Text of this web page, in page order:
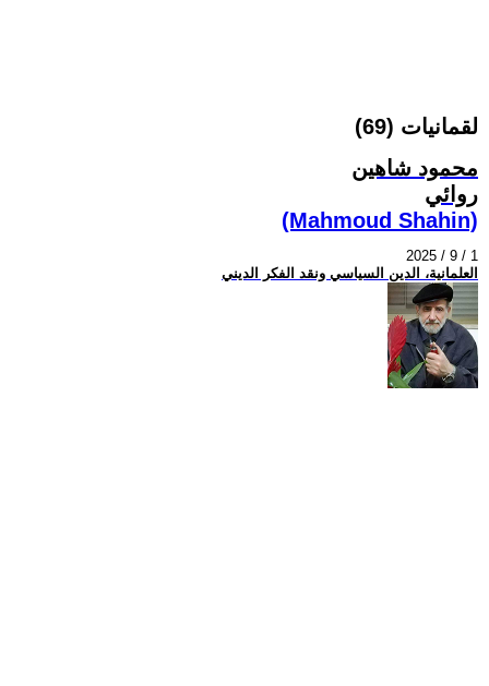
لقمانيات (69)
محمود شاهين
روائي
(Mahmoud Shahin)
2025 / 9 / 1
العلمانية، الدين السياسي ونقد الفكر الديني